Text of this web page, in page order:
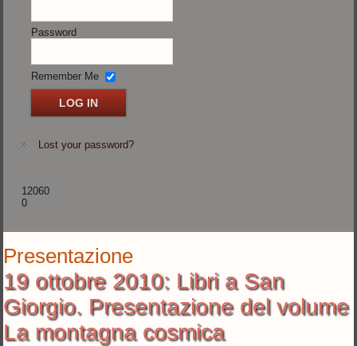
Password
Remember Me
Lost your password?
12060
0
Presentazione
19 ottobre 2010: Libri a San
Giorgio. Presentazione del volume
La montagna cosmica